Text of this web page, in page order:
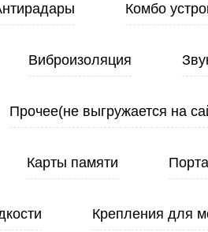
Комбо
Виброизоляция
Прочее(не выгружается на
Карты памяти
Крепления для